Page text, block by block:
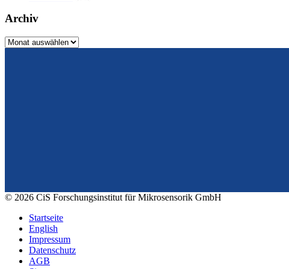
Archiv
Archiv
© 2026 CiS Forschungsinstitut für Mikrosensorik GmbH
Startseite
English
Impressum
Datenschutz
AGB